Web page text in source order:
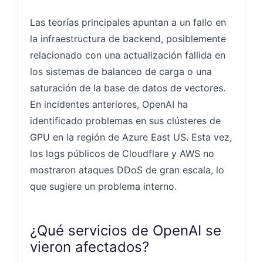
Las teorías principales apuntan a un fallo en
la infraestructura de backend, posiblemente
relacionado con una actualización fallida en
los sistemas de balanceo de carga o una
saturación de la base de datos de vectores.
En incidentes anteriores, OpenAI ha
identificado problemas en sus clústeres de
GPU en la región de Azure East US. Esta vez,
los logs públicos de Cloudflare y AWS no
mostraron ataques DDoS de gran escala, lo
que sugiere un problema interno.
¿Qué servicios de OpenAI se
vieron afectados?